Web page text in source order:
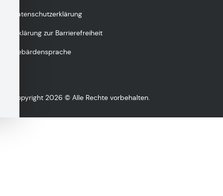
Datenschutzerklärung
Erklärung zur Barrierefreiheit
Gebärdensprache
Copyright 2026 © Alle Rechte vorbehalten.